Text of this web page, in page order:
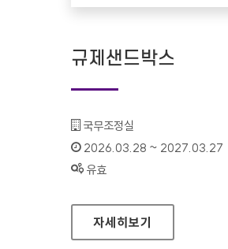
규제샌드박스
기관명 :
국무조정실
인증기간 :
2026.03.28 ~ 2027.03.27
상태 :
유효
규제샌드박스
자세히보기